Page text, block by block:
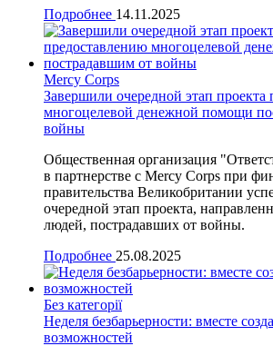
Подробнее 14.11.2025
Mercy Corps
Завершили очередной этап проекта
многоцелевой денежной помощи
войны
Общественная организация
в партнерстве с Mercy Corps при
правительства Великобритании
очередной этап проекта,
людей, пострадавших от войны.
Подробнее 25.08.2025
Без категорії
Неделя безбарьерности: вместе
возможностей